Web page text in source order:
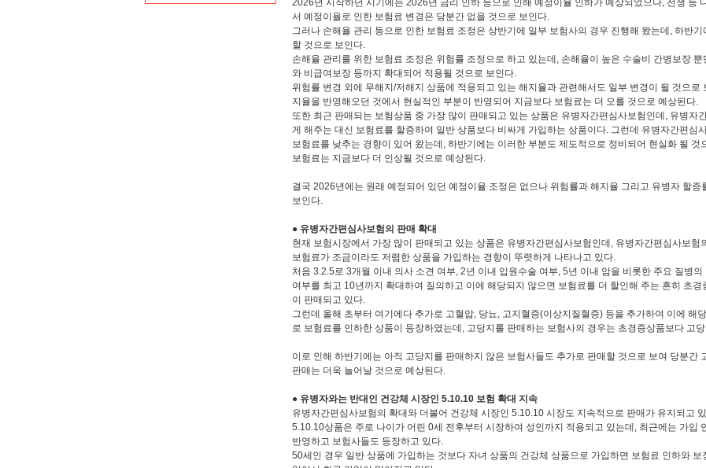
2026년 시작하던 시기에는 2026년 금리 인하 등으로 인해 예정이율 인하가 예상되었으나, 전쟁 등
서 예정이율로 인한 보험료 변경은 당분간 없을 것으로 보인다.
그러나 손해율 관리 등으로 인한 보험료 조정은 상반기에 일부 보험사의 경우 진행해 왔는데, 하반
할 것으로 보인다.
손해율 관리를 위한 보험료 조정은 위험률 조정으로 하고 있는데, 손해율이 높은 수술비 간병보장
와 비급여보장 등까지 확대되어 적용될 것으로 보인다.
위험률 변경 외에 무해지/저해지 상품에 적용되고 있는 해지율과 관련해서도 일부 변경이 될 것으로
지율을 반영해오던 것에서 현실적인 부분이 반영되어 지금보다 보험료는 더 오를 것으로 예상된다.
또한 최근 판매되는 보험상품 중 가장 많이 판매되고 있는 상품은 유병자간편심사보험인데, 유병자
게 해주는 대신 보험료를 할증하여 일반 상품보다 비싸게 가입하는 상품이다. 그런데 유병자간편심
보험료를 낮추는 경향이 있어 왔는데, 하반기에는 이러한 부분도 제도적으로 정비되어 현실화 될 것
보험료는 지금보다 더 인상될 것으로 예상된다.
결국 2026년에는 원래 예정되어 있던 예정이율 조정은 없으나 위험률과 해지율 그리고 유병자 할
보인다.
● 유병자간편심사보험의 판매 확대
현재 보험시장에서 가장 많이 판매되고 있는 상품은 유병자간편심사보험인데, 유병자간편심사보
보험료가 조금이라도 저렴한 상품을 가입하는 경향이 뚜렷하게 나타나고 있다.
처음 3.2.5로 3개월 이내 의사 소견 여부, 2년 이내 입원수술 여부, 5년 이내 암을 비롯한 주요 질병
여부를 최고 10년까지 확대하여 질의하고 이에 해당되지 않으면 보험료를 더 할인해 주는 흔히 초
이 판매되고 있다.
그런데 올해 초부터 여기에다 추가로 고혈압, 당뇨, 고지혈증(이상지질혈증) 등을 추가하여 이에 해
로 보험료를 인하한 상품이 등장하였는데, 고당지를 판매하는 보험사의 경우는 초경증상품보다 고
이로 인해 하반기에는 아직 고당지를 판매하지 않은 보험사들도 추가로 판매할 것으로 보여 당분간
판매는 더욱 늘어날 것으로 예상된다.
● 유병자와는 반대인 건강체 시장인 5.10.10 보험 확대 지속
유병자간편심사보험의 확대와 더불어 건강체 시장인 5.10.10 시장도 지속적으로 판매가 유지되고
5.10.10상품은 주로 나이가 어린 0세 전후부터 시장하여 성인까지 적용되고 있는데, 최근에는 가입
반영하고 보험사들도 등장하고 있다.
50세인 경우 일반 상품에 가입하는 것보다 자녀 상품의 건강체 상품으로 가입하면 보험료 인하와